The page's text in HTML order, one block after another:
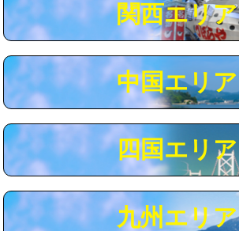
モルタル補修（厚さ10㎝まで）
追加人工
※給水管工事は20mmまでの価格です。
関西エリア
中国エリア
四国エリア
九州エリア